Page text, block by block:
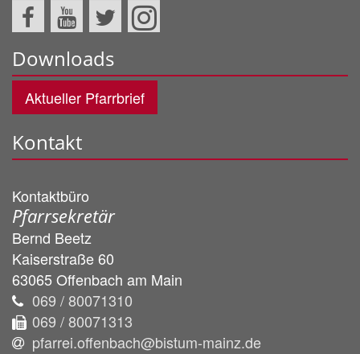
Downloads
Aktueller Pfarrbrief
Kontakt
Kontaktbüro
Pfarrsekretär
Bernd Beetz
Kaiserstraße 60
63065Offenbach am Main
069 / 80071310
069 / 80071313
pfarrei.offenbach@bistum-mainz.de